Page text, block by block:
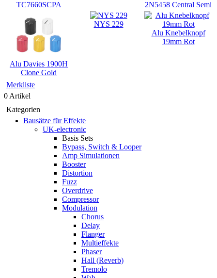
TC7660SCPA 2N5458 Central Semi
Alu Davies 1900H
Clone Gold
NYS 229
Alu Knebelknopf
19mm Rot
Merkliste
0 Artikel
Kategorien
Bausätze für Effekte
UK-electronic
Basis Sets
Bypass, Switch & Looper
Amp Simulationen
Booster
Distortion
Fuzz
Overdrive
Compressor
Modulation
Chorus
Delay
Flanger
Multieffekte
Phaser
Hall (Reverb)
Tremolo